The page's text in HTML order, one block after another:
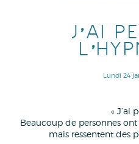
J’AI
Lundi 24
« J’ai
Beaucoup de personnes
mais ressentent des